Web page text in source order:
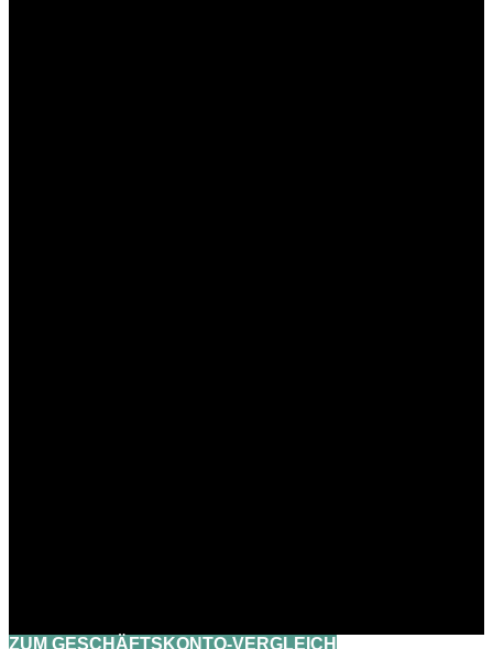
ZUM GESCHÄFTSKONTO-VERGLEICH